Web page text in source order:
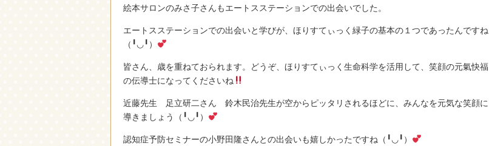
絵本サロンのみさ子さんもエートスステーションでの出会いでした。
エートスステーションでの出会いと学びが、ほりすてぃっく緑子の基本の１つであったんですね
（╹◡╹）
皆さん、歳を重ねておられます。どうぞ、ほりすてぃっく生命科学を活用して、笑顔の元氣快福
の伝導士になってくださいね
近藤先生 足立研二さん 鈴木民治先生が空からピッタリされるほどに、みんなを元気な笑顔に
導きましょう（╹◡╹）
認知症予防セミナーの小野田隆さんとの出会いも嬉しかったですね（╹◡╹）